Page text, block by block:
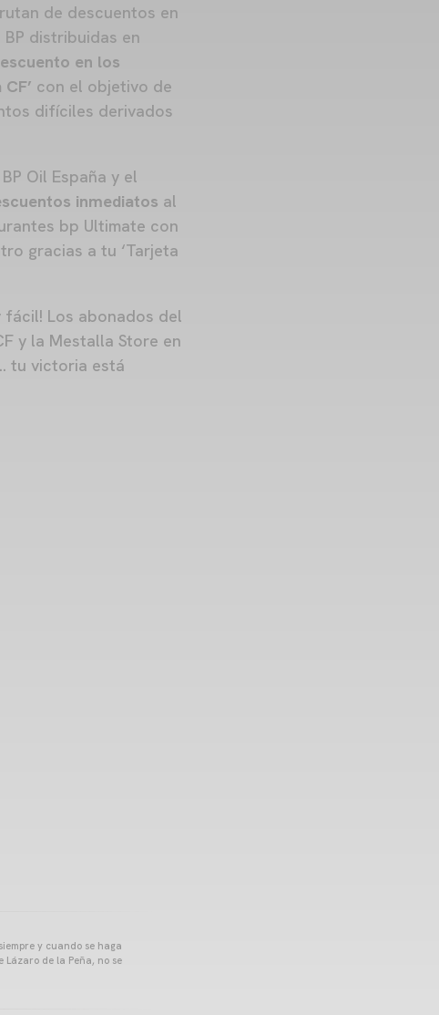
de descuentos en
distribuidas en
en los
con el objetivo de
difíciles derivados
Oil España y el
inmediatos al
bp Ultimate con
gracias a tu ‘Tarjeta
fácil! Los abonados del
y la Mestalla Store en
tu victoria está
y cuando se haga
Lázaro de la Peña, no se